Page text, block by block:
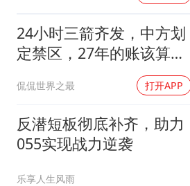
24小时三箭齐发，中方划
定禁区，27年的账该算
了，强制拖船摆上台面
侃侃世界之最 打开APP
反潜短板彻底补齐，助力
055实现战力逆袭
乐享人生风雨